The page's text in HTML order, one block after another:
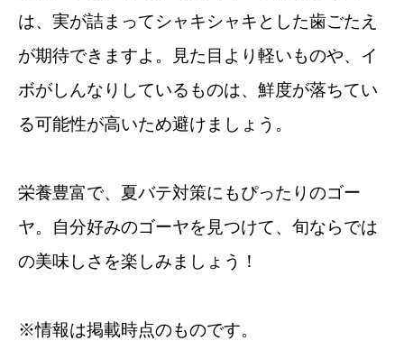
は、実が詰まってシャキシャキとした歯ごたえ
が期待できますよ。見た目より軽いものや、イ
ボがしんなりしているものは、鮮度が落ちてい
る可能性が高いため避けましょう。
栄養豊富で、夏バテ対策にもぴったりのゴー
ヤ。自分好みのゴーヤを見つけて、旬ならでは
の美味しさを楽しみましょう！
※情報は掲載時点のものです。